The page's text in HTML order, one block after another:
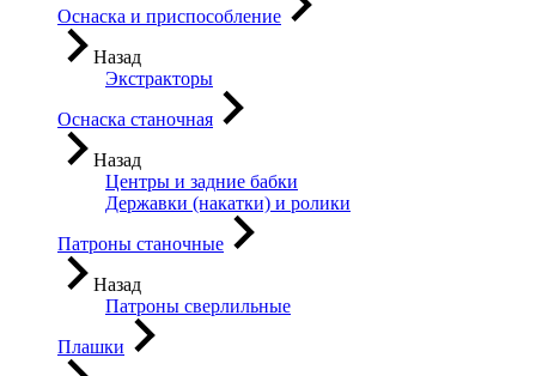
Оснаска и приспособление
Назад
Экстракторы
Оснаска станочная
Назад
Центры и задние бабки
Державки (накатки) и ролики
Патроны станочные
Назад
Патроны сверлильные
Плашки